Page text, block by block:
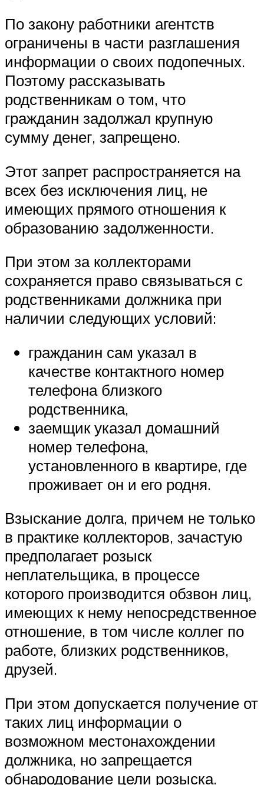
По закону работники агентств
ограничены в части разглашения
информации о своих подопечных.
Поэтому рассказывать
родственникам о том, что
гражданин задолжал крупную
сумму денег, запрещено.
Этот запрет распространяется на
всех без исключения лиц, не
имеющих прямого отношения к
образованию задолженности.
При этом за коллекторами
сохраняется право связываться с
родственниками должника при
наличии следующих условий:
гражданин сам указал в
качестве контактного номер
телефона близкого
родственника,
заемщик указал домашний
номер телефона,
установленного в квартире, где
проживает он и его родня.
Взыскание долга, причем не только
в практике коллекторов, зачастую
предполагает розыск
неплательщика, в процессе
которого производится обзвон лиц,
имеющих к нему непосредственное
отношение, в том числе коллег по
работе, близких родственников,
друзей.
При этом допускается получение от
таких лиц информации о
возможном местонахождении
должника, но запрещается
обнародование цели розыска.